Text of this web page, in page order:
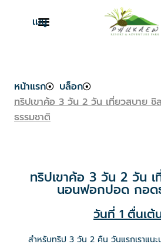
เมนู
หน้าแรก
บล็อก
ทริปเขาค้อ 3 วัน 2 วัน เที่ยวสบาย
ธรรมชาติ
ทริปเขาค้อ 3 วัน 2 วัน
นอนฟอกปอด กอด
วันที่ 1 ตื่นเต้
สำหรับทริป 3 วัน 2 คืน วันแรกเราแนะ